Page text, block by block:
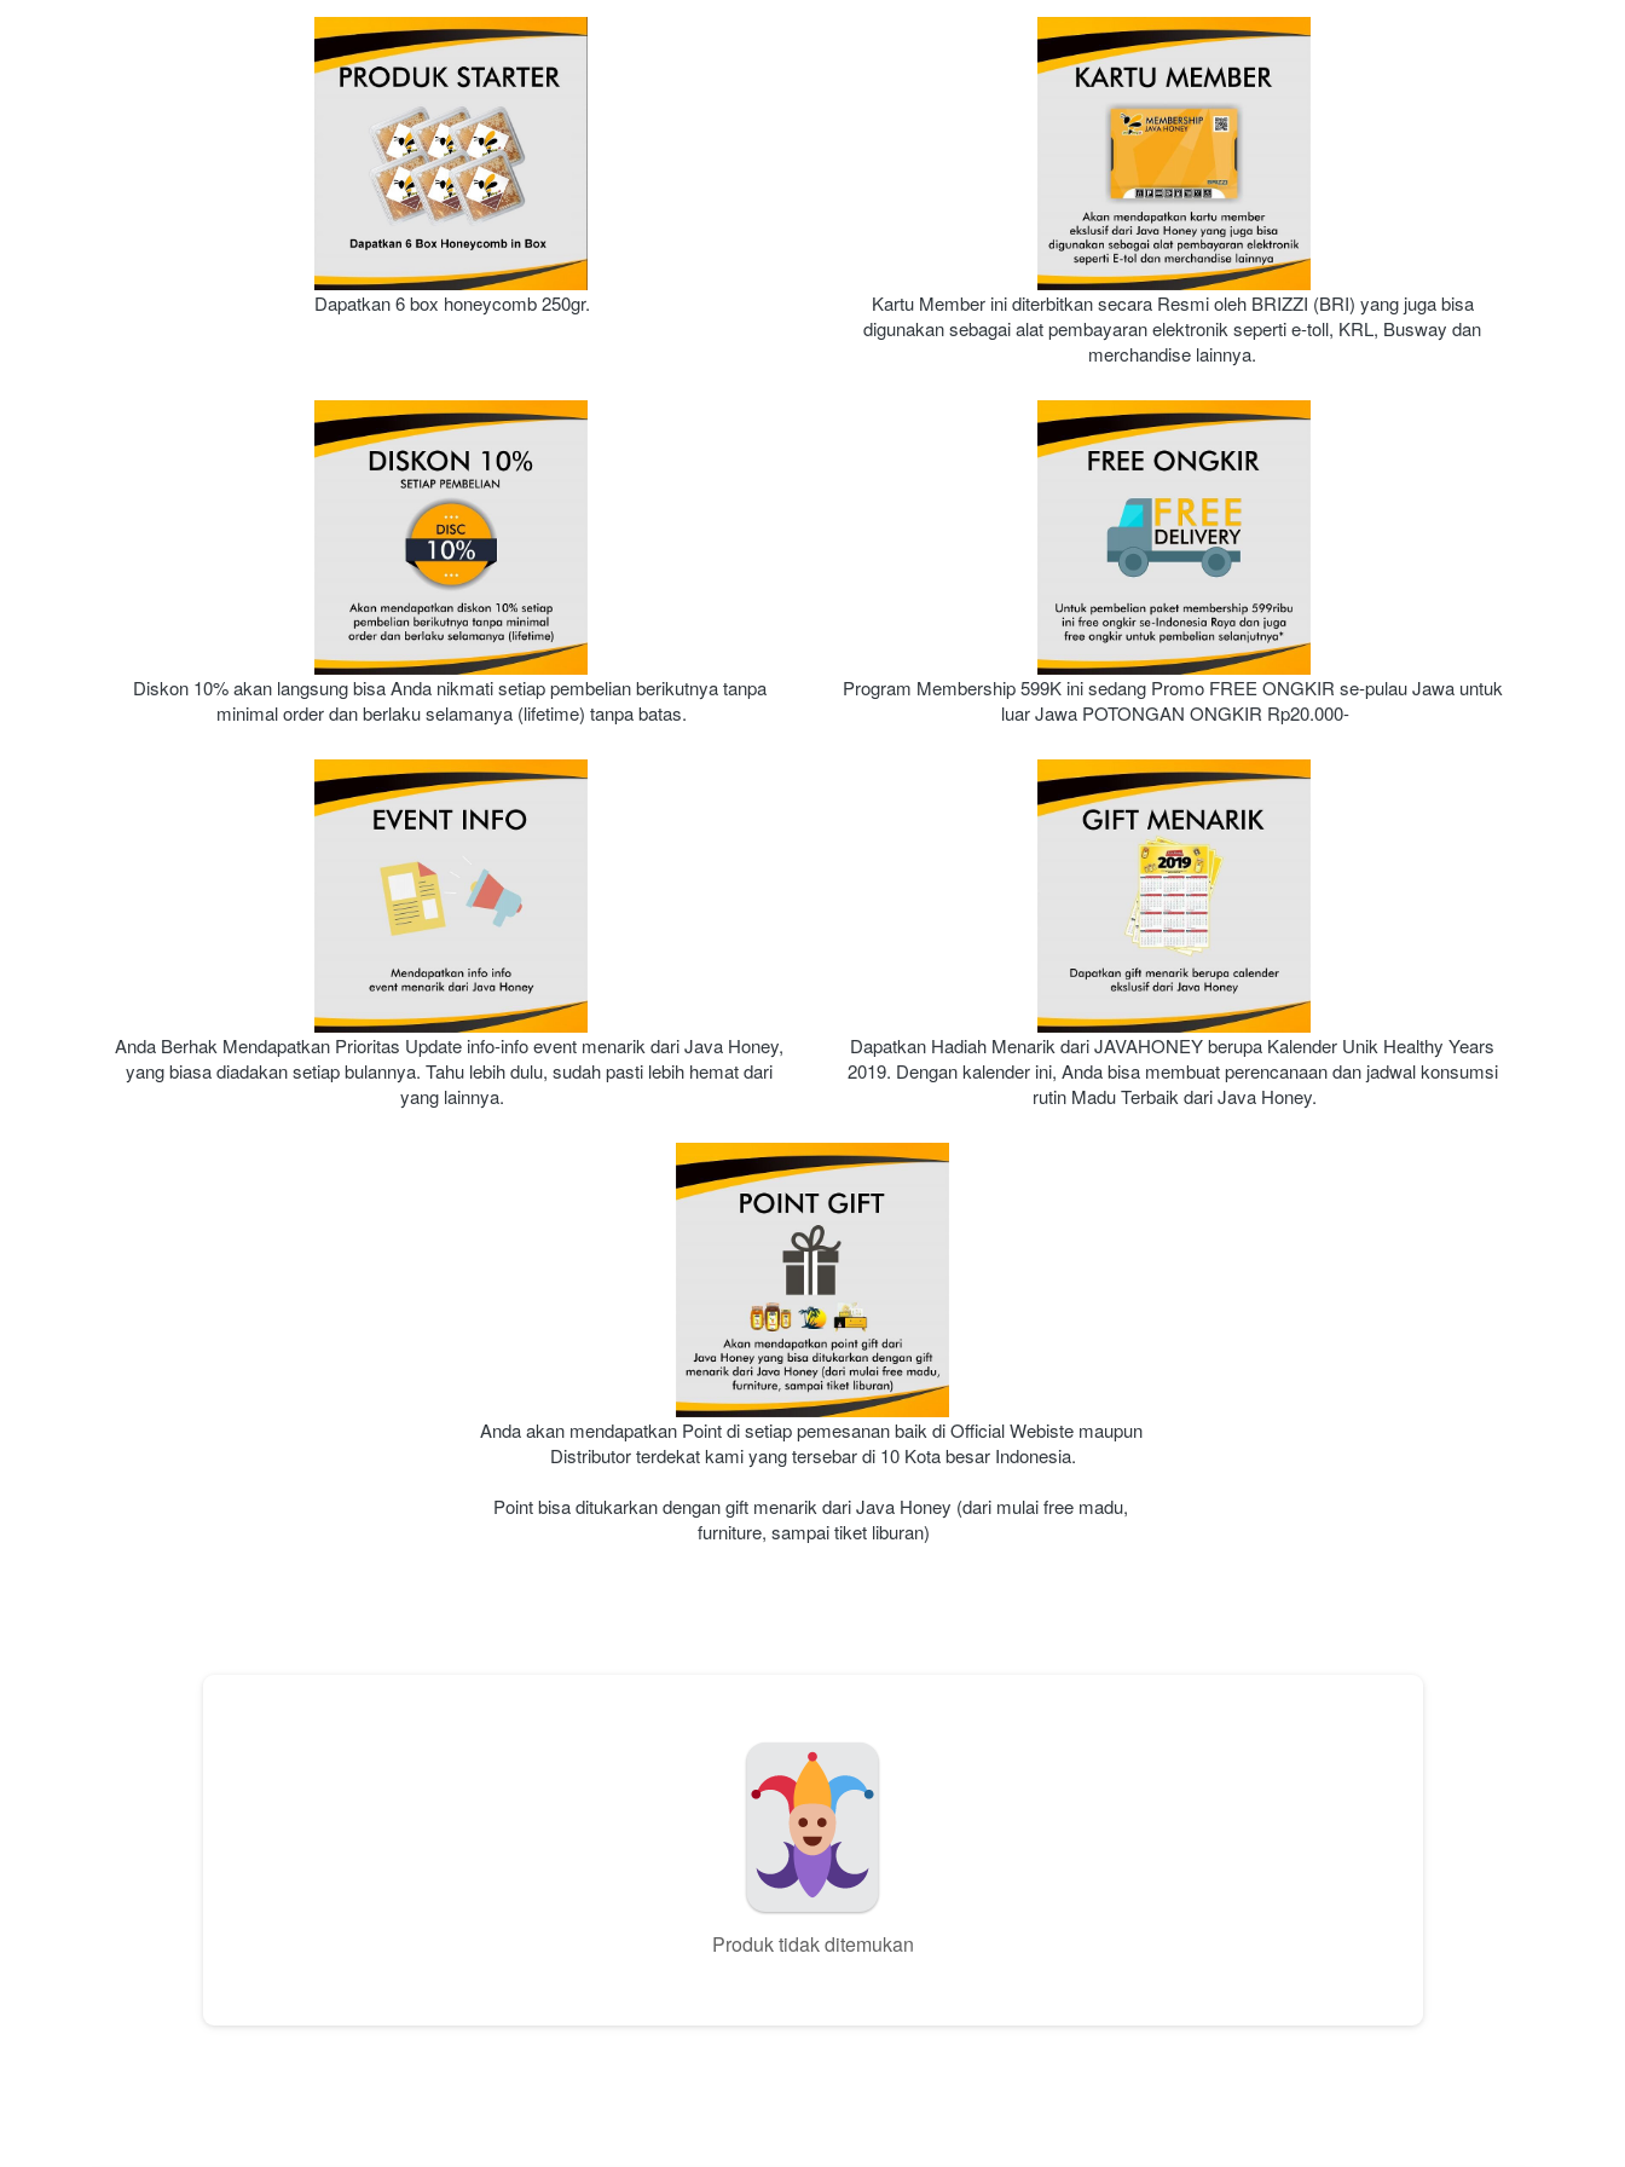
Dapatkan 6 box honeycomb 250gr.
Kartu Member ini diterbitkan secara Resmi oleh BRIZZI (BRI) yang juga bisa
digunakan sebagai alat pembayaran elektronik seperti e-toll, KRL, Busway dan
merchandise lainnya.
Diskon 10% akan langsung bisa Anda nikmati setiap pembelian berikutnya tanpa
minimal order dan berlaku selamanya (lifetime) tanpa batas.
Program Membership 599K ini sedang Promo FREE ONGKIR se-pulau Jawa untuk
luar Jawa POTONGAN ONGKIR Rp20.000-
Anda Berhak Mendapatkan Prioritas Update info-info event menarik dari Java Honey,
yang biasa diadakan setiap bulannya. Tahu lebih dulu, sudah pasti lebih hemat dari
yang lainnya.
Dapatkan Hadiah Menarik dari JAVAHONEY berupa Kalender Unik Healthy Years
2019. Dengan kalender ini, Anda bisa membuat perencanaan dan jadwal konsumsi
rutin Madu Terbaik dari Java Honey.
Anda akan mendapatkan Point di setiap pemesanan baik di Official Webiste maupun
Distributor terdekat kami yang tersebar di 10 Kota besar Indonesia.
Point bisa ditukarkan dengan gift menarik dari Java Honey (dari mulai free madu,
furniture, sampai tiket liburan)
Produk tidak ditemukan